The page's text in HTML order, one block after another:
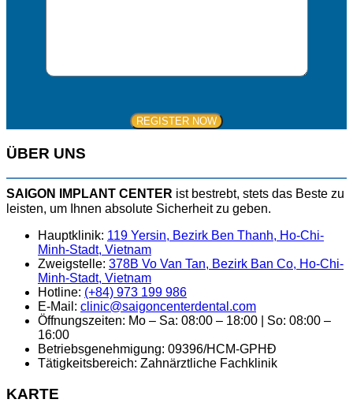
ÜBER UNS
SAIGON IMPLANT CENTER ist bestrebt, stets das Beste zu
leisten, um Ihnen absolute Sicherheit zu geben.
Hauptklinik: 119 Yersin, Bezirk Ben Thanh, Ho-Chi-
Minh-Stadt, Vietnam
Zweigstelle: 378B Vo Van Tan, Bezirk Ban Co, Ho-Chi-
Minh-Stadt, Vietnam
Hotline: (+84) 973 199 986
E-Mail: clinic@saigoncenterdental.com
Öffnungszeiten: Mo – Sa: 08:00 – 18:00 | So: 08:00 –
16:00
Betriebsgenehmigung: 09396/HCM-GPHĐ
Tätigkeitsbereich: Zahnärztliche Fachklinik
KARTE